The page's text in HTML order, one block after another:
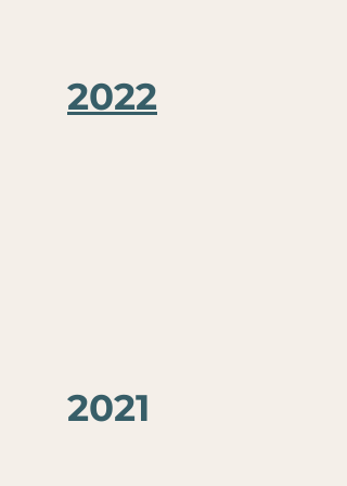
2022
2021